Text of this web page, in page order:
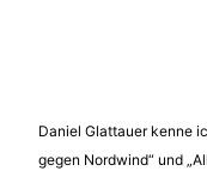
Daniel Glattauer kenne
gegen Nordwind“ und